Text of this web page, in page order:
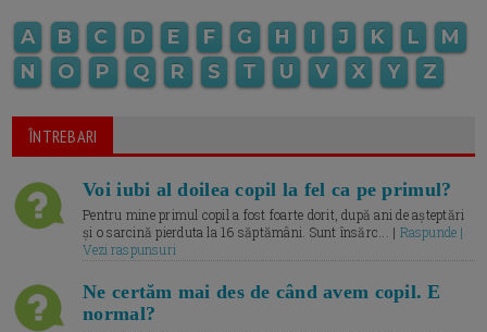
A B C D E F G H I J K L
M
N
O P Q R S T U V X Y Z
ÎNTREBARI
Voi iubi al doilea copil la fel ca pe primul?
Pentru mine primul copil a fost foarte dorit, după ani de așteptări
și o sarcină pierduta la 16 săptămâni. Sunt însărc... | Raspunde |
Vezi raspunsuri
Ne certăm mai des de când avem copil. E
normal?